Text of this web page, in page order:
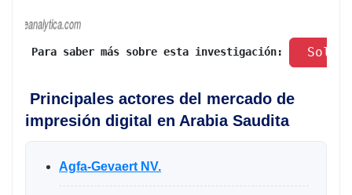
Para saber más sobre esta investigación:
Principales actores del mercado de
impresión digital en Arabia Saudita
Agfa-Gevaert NV.